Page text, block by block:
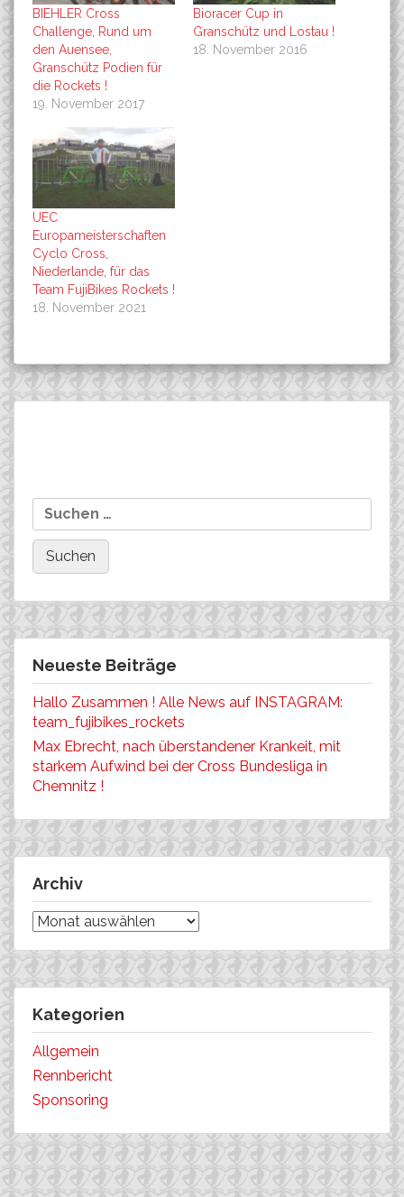
BIEHLER Cross
Challenge, Rund um
den Auensee,
Granschütz Podien für
die Rockets !
19. November 2017
Bioracer Cup in
Granschütz und Lostau !
18. November 2016
UEC
Europameisterschaften
Cyclo Cross,
Niederlande, für das
Team FujiBikes Rockets !
18. November 2021
Neueste Beiträge
Hallo Zusammen ! Alle News auf INSTAGRAM:
team_fujibikes_rockets
Max Ebrecht, nach überstandener Krankeit, mit
starkem Aufwind bei der Cross Bundesliga in
Chemnitz !
Archiv
Archiv
Kategorien
Allgemein
Rennbericht
Sponsoring